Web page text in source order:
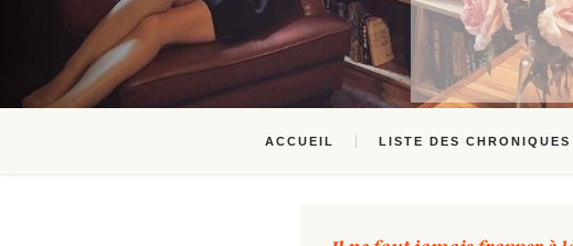
ACCUEIL LISTE DES CHRONIQUES